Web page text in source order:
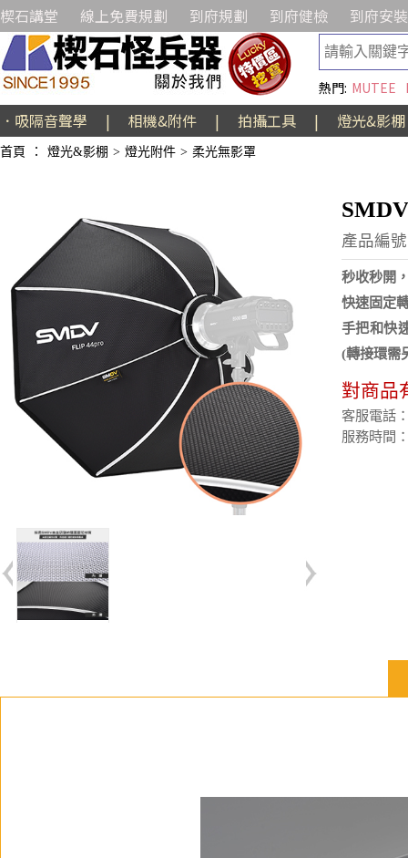
楔石講堂 線上免費規劃 到府規劃 到府健檢 到府安裝
熱門: MUTEE
．吸隔音聲學 | 相機&附件 | 拍攝工具 | 燈光&影棚
首頁 ： 燈光&影棚 > 燈光附件 > 柔光無影罩
產品編
秒收秒開
快速固定
手把和快
(轉接環需
對商品
客服電話
服務時間